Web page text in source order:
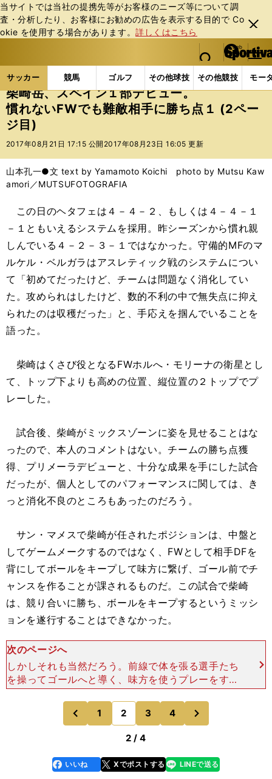
当サイトでは当社の提携先等がお客様のニーズ等について調
査・分析したり、お客様にお勧めの広告を表⽰する⽬的で Co
okie を使⽤する場合があります。詳しくはこちら
閉じ
る
web Sportiva (webスポルティーバ)
検索
マイペ
ー
ジ
メニュ
サッカー 競馬 ゴルフ その他球技 その他競技 モー
ス
ポ
ル
テ
ー
バ
サッカーの記事一覧 海外サッカー 海外サッカー
柴崎岳、スペイン１部デビュー。
慣れないFWでも難敵相手に勝ち点１ (2ペー
ジ目)
2017年08月21日 17:15 公開 2017年08月23日 16:05 更新
山本孔一●文 text by Yamamoto Koichi photo by Mutsu Kaw
amori／MUTSUFOTOGRAFIA
この日のヘタフェは４－４－２、もしくは４－４－１
－１ともいえるシステムを採用。昨シーズンから慣れ親
しんでいる４－２－３－１ではなかった。守備的MFのマ
ルケル・ベルガラはアスレティック戦のシステムについ
て「初めてだったけど、チームは問題なく消化してい
た。攻められはしたけど、数的不利の中で無失点に抑え
られたのは収穫だった」と、手応えを掴んでいることを
語った。
柴崎はくさび役となるFWホルへ・モリーナの衛星とし
て、トップ下よりも高めの位置、縦位置の２トップでプ
レーした。
試合後、柴崎がミックスゾーンに姿を見せることはな
ったので、本人のコメントはない。チームの勝ち点獲
得、プリメーラデビューと、十分な成果を手にした試合
だったが、個人としてのパフォーマンスに関しては、き
っと消化不良のところもあったのだろう。
サン・マメスで柴崎が任されたポジションは、中盤と
してゲームメークするのではなく、FWとして相手DFを
背にしてボールをキープして味方に繋げ、ゴール前でチ
ャンスを作ることが課されるものだ。この試合で柴崎
は、競り合いに勝ち、ボールをキープするというミッシ
ョンを遂行することはできなかった。
次のページへ
しかしそれも当然だろう。前線で体を張る選手たち
を操ってゴールへと導く、味方を使うプレーをする
のが柴崎の持ち味だ。体を張ってボールをキープす
ることは、彼の選手としての履歴書には書かれてい
ないはずだ。 セ
前
のページへ
1 2 3 4
のページへ
2 / 4
faceboo
k
いいね Xでポストする
line LINEで送る